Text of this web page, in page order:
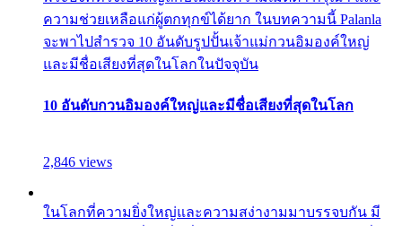
ความช่วยเหลือแก่ผู้ตกทุกข์ได้ยาก ในบทความนี้ Palanla
จะพาไปสำรวจ 10 อันดับรูปปั้นเจ้าแม่กวนอิมองค์ใหญ่
และมีชื่อเสียงที่สุดในโลกในปัจจุบัน
10 อันดับกวนอิมองค์ใหญ่และมีชื่อเสียงที่สุดในโลก
2,846 views
ในโลกที่ความยิ่งใหญ่และความสง่างามมาบรรจบกัน มี